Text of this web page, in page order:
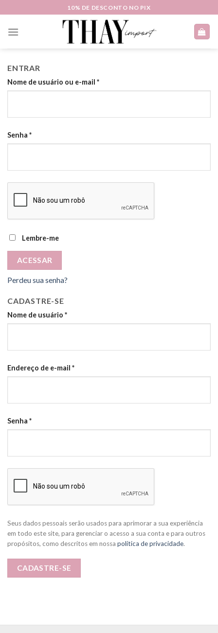
to
content
10% DE DESCONTO NO PIX
ENTRAR
Nome de usuário ou e-mail *
Senha *
Lembre-me
ACESSAR
Perdeu sua senha?
CADASTRE-SE
Nome de usuário *
Endereço de e-mail *
Senha *
Seus dados pessoais serão usados para aprimorar a sua experiência
em todo este site, para gerenciar o acesso a sua conta e para outros
propósitos, como descritos em nossa política de privacidade.
CADASTRE-SE